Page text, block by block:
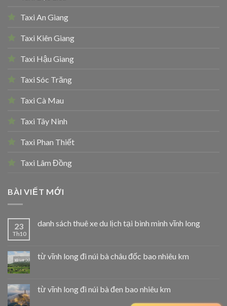
Taxi An Giang
Taxi Kiên Giang
Taxi Hậu Giang
Taxi Sóc Trăng
Taxi Cà Mau
Taxi Tây Ninh
Taxi Phan Thiết
Taxi Lâm Đồng
BÀI VIẾT MỚI
23
Th10
danh sách thuê xe du lịch tại bình minh vĩnh long
từ vĩnh long đi núi bà châu đốc bao nhiêu km
từ vĩnh long đi núi bà đen bao nhiêu km